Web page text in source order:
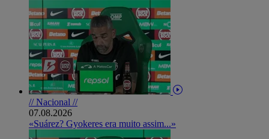
// Nacional //
07.08.2026
«Suárez? Gyokeres era muito assim...»